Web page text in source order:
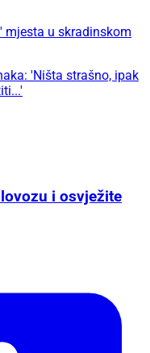
mjesta u skradinskom
'Ništa strašno, ipak
i osvježite